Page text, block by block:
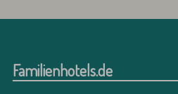
Familienhotels.de